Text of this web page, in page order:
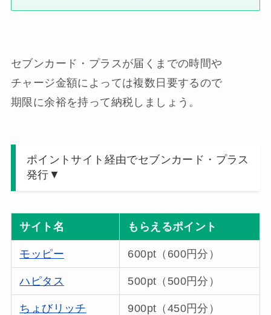
セブンカード・プラスが届くまでの時間や
チャージ金額によっては複数日要するので
期限に余裕を持って納税しましょう。
ポイントサイト経由でセブンカード・プラス
発行▼
サイト名 もらえるポイント
モッピー 600pt（600円分）
ハピタス 500pt（500円分）
ちょびリッチ 900pt（450円分）